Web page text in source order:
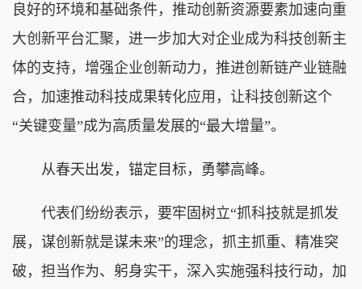
良好的环境和基础条件，推动创新资源要素加速向重
大创新平台汇聚，进一步加大对企业成为科技创新主
体的支持，增强企业创新动力，推进创新链产业链融
合，加速推动科技成果转化应用，让科技创新这个
“关键变量”成为高质量发展的“最大增量”。
从春天出发，锚定目标，勇攀高峰。
代表们纷纷表示，要牢固树立“抓科技就是抓发
展，谋创新就是谋未来”的理念，抓主抓重、精准突
破，担当作为、躬身实干，深入实施强科技行动，加